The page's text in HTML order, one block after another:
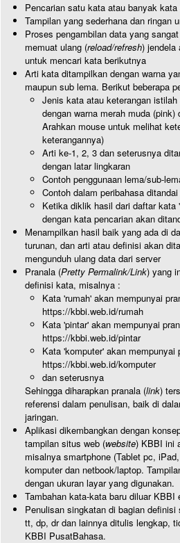
Pencarian satu kata atau banyak
Tampilan yang sederhana dan ringan
Proses pengambilan data yang
memuat ulang (reload/refresh) jendela
untuk mencari kata berikutnya
Arti kata ditampilkan dengan warna
maupun sub lema. Berikut beberapa
Jenis kata atau keterangan
dengan warna merah muda
Arahkan mouse untuk melihat
keterangannya)
Arti ke-1, 2, 3 dan seterusnya
dengan latar lingkaran
Contoh penggunaan lema/sub-
Contoh dalam peribahasa
Ketika diklik hasil dari daftar
dengan kata pencarian akan
Menampilkan hasil baik yang ada di
turunan, dan arti atau definisi akan
mengunduh ulang data dari server
Pranala (Pretty Permalink/Link) yang
definisi kata, misalnya :
Kata 'rumah' akan mempunyai
https://kbbi.web.id/rumah
Kata 'pintar' akan mempunyai
https://kbbi.web.id/pintar
Kata 'komputer' akan mempunyai
https://kbbi.web.id/komputer
dan seterusnya
Sehingga diharapkan pranala (link)
referensi dalam penulisan, baik di
jaringan.
Aplikasi dikembangkan dengan
tampilan situs web (website) KBBI ini
misalnya smartphone (Tablet pc,
komputer dan netbook/laptop.
dengan ukuran layar yang digunakan.
Tambahan kata-kata baru diluar KBBI
Penulisan singkatan di bagian
tt, dp, dr dan lainnya ditulis lengkap,
KBBI PusatBahasa.